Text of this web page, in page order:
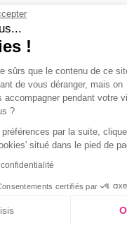
8h30 à 16h30 & le
15h30
!
sûrs que le contenu de ce
de vous déranger, mais on
pendant votre
?
par la suite,
situé dans le pied de
certifiés par